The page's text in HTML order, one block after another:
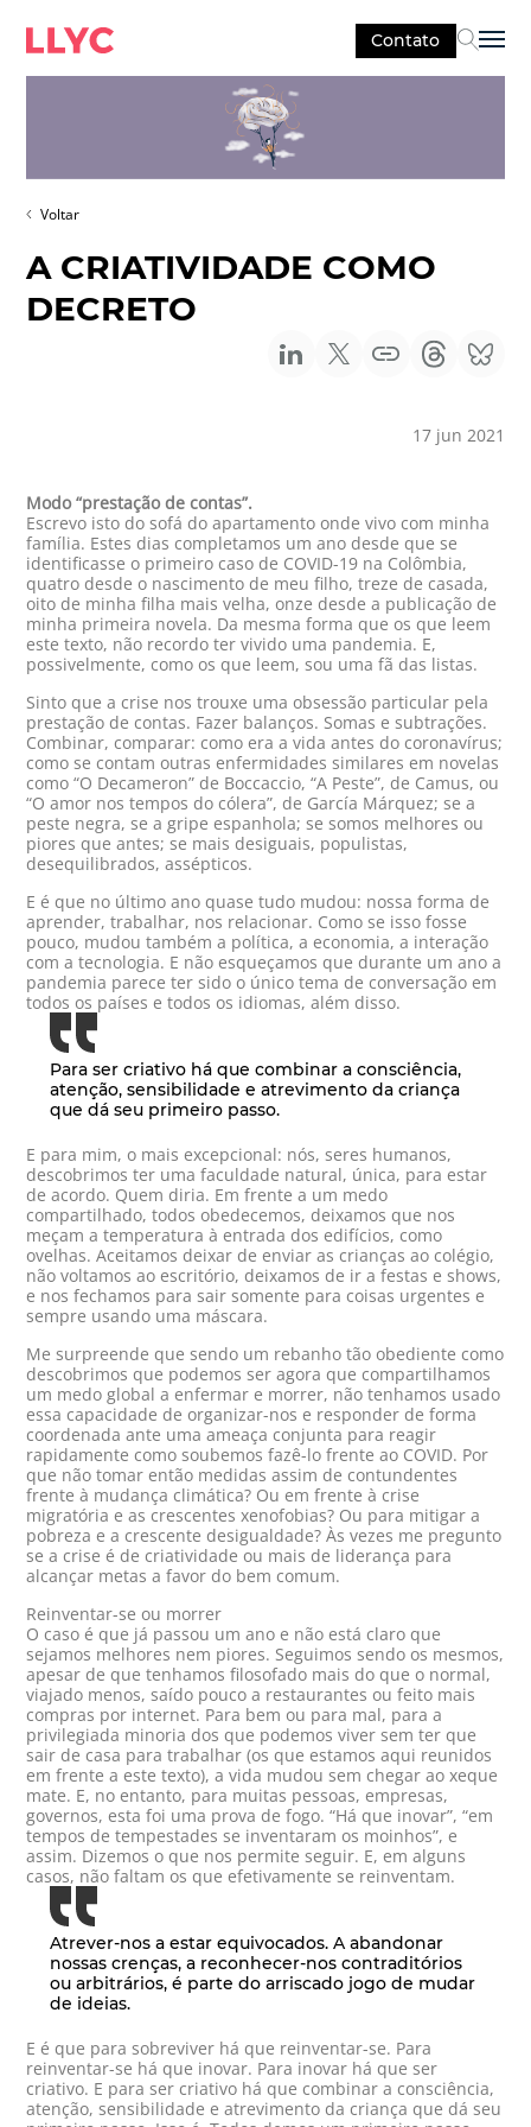
Contato
Voltar
A CRIATIVIDADE COMO
DECRETO
17 jun 2021
Modo “prestação de contas”.
Escrevo isto do sofá do apartamento onde vivo com minha
família. Estes dias completamos um ano desde que se
identificasse o primeiro caso de COVID-19 na Colômbia,
quatro desde o nascimento de meu filho, treze de casada,
oito de minha filha mais velha, onze desde a publicação de
minha primeira novela. Da mesma forma que os que leem
este texto, não recordo ter vivido uma pandemia. E,
possivelmente, como os que leem, sou uma fã das listas.
Sinto que a crise nos trouxe uma obsessão particular pela
prestação de contas. Fazer balanços. Somas e subtrações.
Combinar, comparar: como era a vida antes do coronavírus;
como se contam outras enfermidades similares em novelas
como “O Decameron” de Boccaccio, “A Peste”, de Camus, ou
“O amor nos tempos do cólera”, de García Márquez; se a
peste negra, se a gripe espanhola; se somos melhores ou
piores que antes; se mais desiguais, populistas,
desequilibrados, assépticos.
E é que no último ano quase tudo mudou: nossa forma de
aprender, trabalhar, nos relacionar. Como se isso fosse
pouco, mudou também a política, a economia, a interação
com a tecnologia. E não esqueçamos que durante um ano a
pandemia parece ter sido o único tema de conversação em
todos os países e todos os idiomas, além disso.
Para ser criativo há que combinar a consciência,
atenção, sensibilidade e atrevimento da criança
que dá seu primeiro passo.
E para mim, o mais excepcional: nós, seres humanos,
descobrimos ter uma faculdade natural, única, para estar
de acordo. Quem diria. Em frente a um medo
compartilhado, todos obedecemos, deixamos que nos
meçam a temperatura à entrada dos edifícios, como
ovelhas. Aceitamos deixar de enviar as crianças ao colégio,
não voltamos ao escritório, deixamos de ir a festas e shows,
e nos fechamos para sair somente para coisas urgentes e
sempre usando uma máscara.
Me surpreende que sendo um rebanho tão obediente como
descobrimos que podemos ser agora que compartilhamos
um medo global a enfermar e morrer, não tenhamos usado
essa capacidade de organizar-nos e responder de forma
coordenada ante uma ameaça conjunta para reagir
rapidamente como soubemos fazê-lo frente ao COVID. Por
que não tomar então medidas assim de contundentes
frente à mudança climática? Ou em frente à crise
migratória e as crescentes xenofobias? Ou para mitigar a
pobreza e a crescente desigualdade? Às vezes me pregunto
se a crise é de criatividade ou mais de liderança para
alcançar metas a favor do bem comum.
Reinventar-se ou morrer
O caso é que já passou um ano e não está claro que
sejamos melhores nem piores. Seguimos sendo os mesmos,
apesar de que tenhamos filosofado mais do que o normal,
viajado menos, saído pouco a restaurantes ou feito mais
compras por internet. Para bem ou para mal, para a
privilegiada minoria dos que podemos viver sem ter que
sair de casa para trabalhar (os que estamos aqui reunidos
em frente a este texto), a vida mudou sem chegar ao xeque
mate. E, no entanto, para muitas pessoas, empresas,
governos, esta foi uma prova de fogo. “Há que inovar”, “em
tempos de tempestades se inventaram os moinhos”, e
assim. Dizemos o que nos permite seguir. E, em alguns
casos, não faltam os que efetivamente se reinventam.
Atrever-nos a estar equivocados. A abandonar
nossas crenças, a reconhecer-nos contraditórios
ou arbitrários, é parte do arriscado jogo de mudar
de ideias.
E é que para sobreviver há que reinventar-se. Para
reinventar-se há que inovar. Para inovar há que ser
criativo. E para ser criativo há que combinar a consciência,
atenção, sensibilidade e atrevimento da criança que dá seu